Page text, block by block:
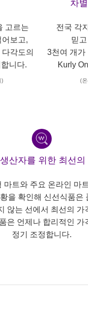
고르는
보고,
각도의
니다.
)
차
전국 각
믿
3천여 개가
Kurly
(
산자를 위한 최선의
마트와 주요 온라인 마
을 확인해 신선식품은
않는 선에서 최선의 가
은 언제나 합리적인 가
정기 조정합니다.